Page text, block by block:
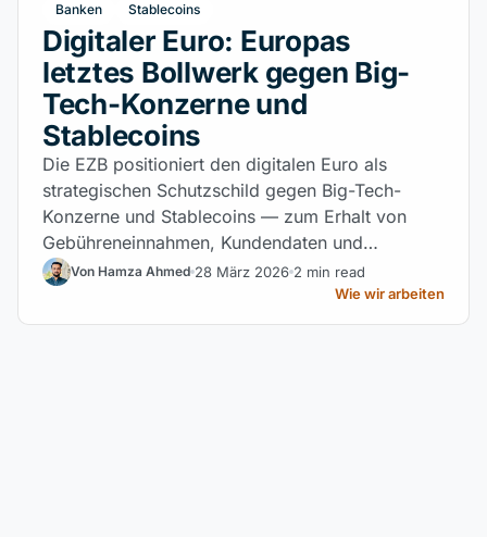
Banken Stablecoins
Digitaler Euro: Europas
letztes Bollwerk gegen Big-
Tech-Konzerne und
Stablecoins
Die EZB positioniert den digitalen Euro als
strategischen Schutzschild gegen Big-Tech-
Konzerne und Stablecoins — zum Erhalt von
Gebühreneinnahmen, Kundendaten und
Einlagenstabilität europäischer Banken.
Von Hamza Ahmed 28 März 2026 2 min read
Wie wir arbeiten